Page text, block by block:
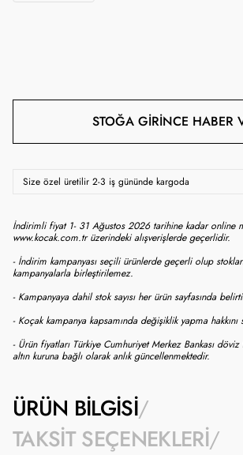
STOĞA GIRINCE HABER
Size özel üretilir 2-3 iş gününde kargoda
İndirimli fiyat 1- 31 Ağustos 2026 tarihine kadar online
www.kocak.com.tr üzerindeki alışverişlerde geçerlidir.
- İndirim kampanyası seçili ürünlerde geçerli olup
kampanyalarla birleştirilemez.
- Kampanyaya dahil stok sayısı her ürün sayfasında
- Koçak kampanya kapsamında değişiklik yapma hakkını
- Ürün fiyatları Türkiye Cumhuriyet Merkez Bankası
altın kuruna bağlı olarak anlık güncellenmektedir.
ÜRÜN BILGISI
TAKSIT SEÇENEKLERI